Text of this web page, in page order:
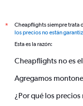
*
Cheapflights siempre trata
los precios no están
Esta es la razón:
Cheapflights no es
Agregamos
¿Por qué los precios